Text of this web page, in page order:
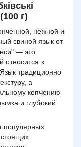
г)
нежной и
свиной язык от
— это
относится к
традиционно
а
копчению
и глубокий
популярных